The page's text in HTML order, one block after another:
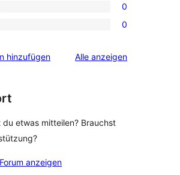
0
0
hinzufügen Alle Rezensionen
anzeigen
du etwas mitteilen? Brauchst
anzeigen